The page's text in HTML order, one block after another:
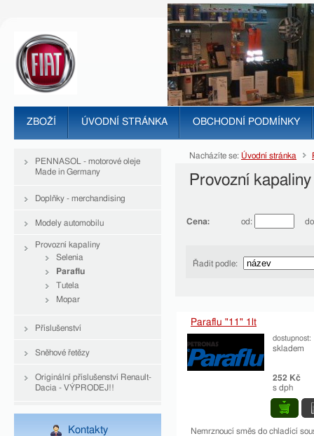
ZBOŽÍ ÚVODNÍ STRÁNKA OBCHODNÍ PODMÍNKY
PENNASOL - motorové oleje
Made in Germany
Doplňky - merchandising
Modely automobilu
Provozní kapaliny
Selenia
Paraflu
Tutela
Mopar
Příslušenství
Sněhové řetězy
Originální příslušenství Renault-
Dacia - VÝPRODEJ!!
Kontakty
Nacházíte se: Úvodní stránka
Provozní
Cena: od:
Řadit podle:
Paraflu "11" 1lt
dostupnost:
skladem
252 Kč
s dph
Nemrznoucí směs do chladící